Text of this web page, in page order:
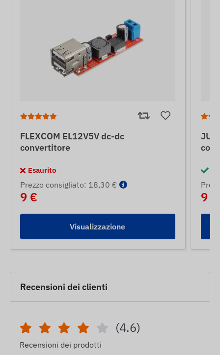
FLEXCOM EL12V5V dc-dc
convertitore
Esaurito
Prezzo consigliato: 18,30 €
9 €
Visualizzazione
9 €
Recensioni dei clienti
(4.6)
Recensioni dei prodotti